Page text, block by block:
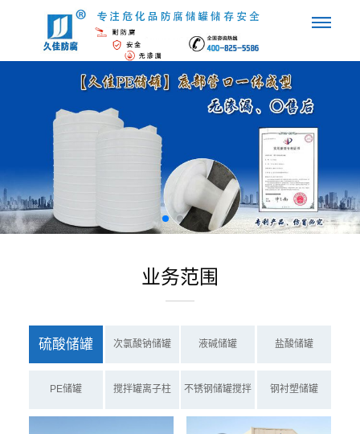
业务范围
硫酸储罐 次氯酸钠储罐 液碱储罐 盐酸储罐
PE储罐 搅拌罐离子柱 不锈钢储罐搅拌 钢衬塑储罐